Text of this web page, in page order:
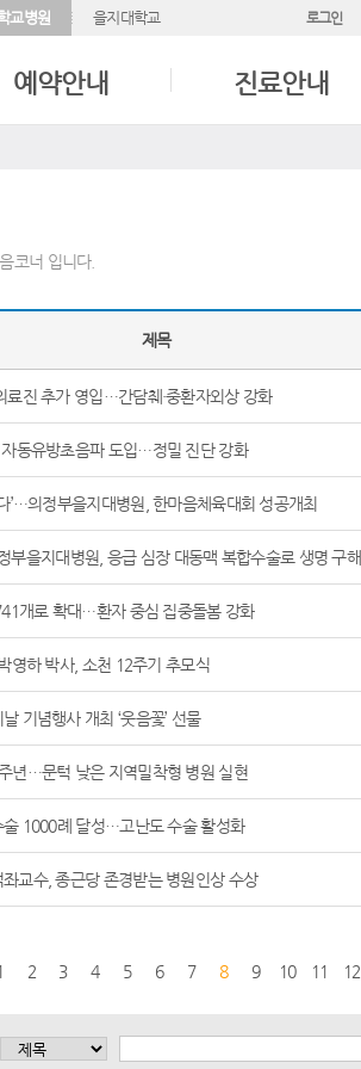
교병원 을지대학교 로그인
예약안내 진료안내
코너 입니다.
제목
료진 추가 영입…간담췌·중환자외상 강화
동유방초음파 도입⋯정밀 진단 강화
’⋯의정부을지대병원, 한마음체육대회 성공개최
부을지대병원, 응급 심장 대동맥 복합수술로 생명 구해
개로 확대⋯환자 중심 집중돌봄 강화
영하 박사, 소천 12주기 추모식
기념행사 개최 ‘웃음꽃’ 선물
년⋯문턱 낮은 지역밀착형 병원 실현
술 1000례 달성⋯고난도 수술 활성화
교수, 종근당 존경받는 병원인상 수상
2 3 4 5 6 7 8 9 10 11 12